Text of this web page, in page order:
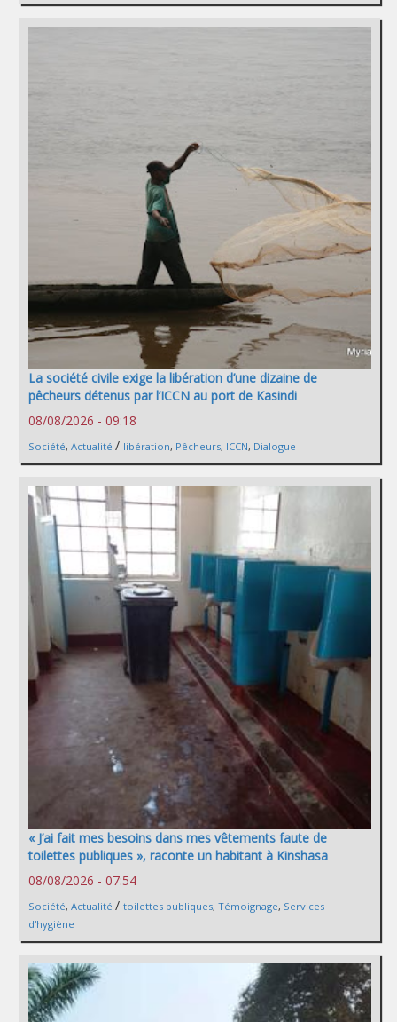
La société civile exige la libération d’une dizaine de
pêcheurs détenus par l’ICCN au port de Kasindi
08/08/2026 - 09:18
Société, Actualité / libération, Pêcheurs, ICCN, Dialogue
« J’ai fait mes besoins dans mes vêtements faute de
toilettes publiques », raconte un habitant à Kinshasa
08/08/2026 - 07:54
Société, Actualité / toilettes publiques, Témoignage, Services
d'hygiène